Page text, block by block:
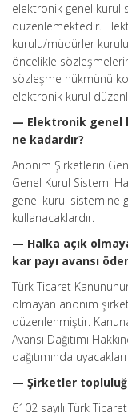
elektronik genel kurul
düzenlemektedir.
kurulu/müdürler
öncelikle
sözleşme hükmünü
elektronik kurul
— Elektronik genel
ne kadardır?
Anonim Şirketlerin
Genel Kurul Sistemi
genel kurul sistemine
kullanacaklardır.
— Halka açık
kar payı avansı
Türk Ticaret
olmayan anonim
düzenlenmiştir.
Avansı Dağıtımı
dağıtımında
— Şirketler
6102 sayılı Türk